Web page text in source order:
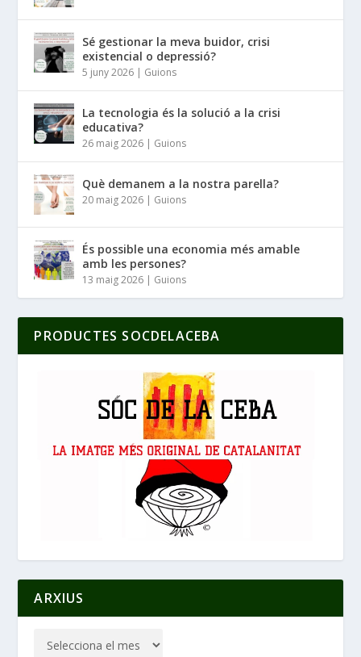
Sé gestionar la meva buidor, crisi
existencial o depressió?
5 juny 2026 | Guions
La tecnologia és la solució a la crisi
educativa?
26 maig 2026 | Guions
Què demanem a la nostra parella?
20 maig 2026 | Guions
És possible una economia més amable
amb les persones?
13 maig 2026 | Guions
PRODUCTES SOCDELACEBA
ARXIUS